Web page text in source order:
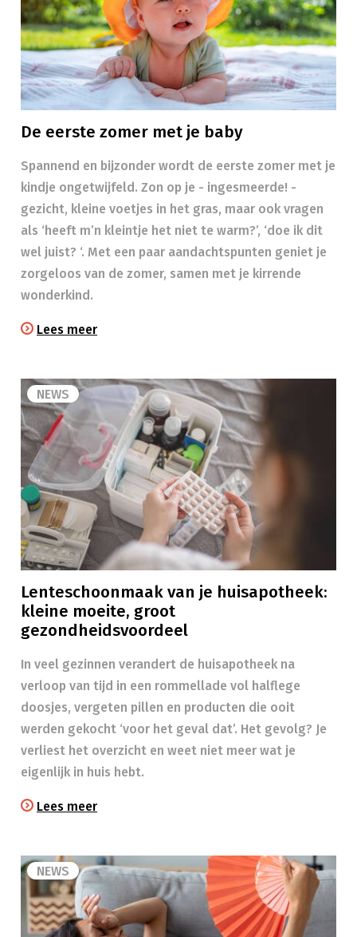
De eerste zomer met je baby
Spannend en bijzonder wordt de eerste zomer met je
kindje ongetwijfeld. Zon op je - ingesmeerde! -
gezicht, kleine voetjes in het gras, maar ook vragen
als ‘heeft m’n kleintje het niet te warm?’, ‘doe ik dit
wel juist? ‘. Met een paar aandachtspunten geniet je
zorgeloos van de zomer, samen met je kirrende
wonderkind.
Lees meer
NEWS
Lenteschoonmaak van je huisapotheek:
kleine moeite, groot
gezondheidsvoordeel
In veel gezinnen verandert de huisapotheek na
verloop van tijd in een rommellade vol halflege
doosjes, vergeten pillen en producten die ooit
werden gekocht ‘voor het geval dat’. Het gevolg? Je
verliest het overzicht en weet niet meer wat je
eigenlijk in huis hebt.
Lees meer
NEWS